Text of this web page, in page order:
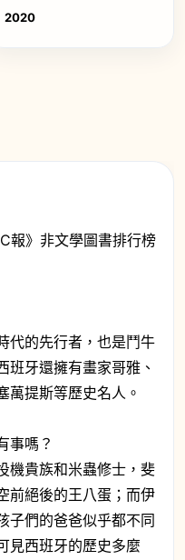
2020
報》非文學圖書排行榜
代的先行者，也是鬥牛
班牙還擁有畫家哥雅、
萬提斯等歷史名人。
事嗎？
機貴族和米蟲修士，斐
前絕後的王八蛋；而伊
子們的爸爸似乎都不同
見西班牙的歷史多麼